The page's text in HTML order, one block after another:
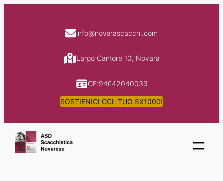
info@novarascacchi.com
Largo Cantore 10, Novara
CF:94042040033
SOSTIENICI COL TUO 5X1000!
=